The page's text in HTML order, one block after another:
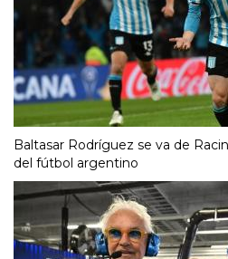
Baltasar Rodríguez se va de
del fútbol argentino